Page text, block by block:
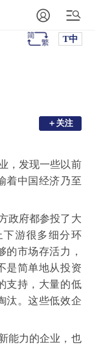
T中
＋关注
＋关注
，发现一些以前
着中国经济乃至
政府都参投了大
游很多细分环
的市场存活力，
是简单地从投资
支持，大量的低
汰。这些低效企
能力的企业，也